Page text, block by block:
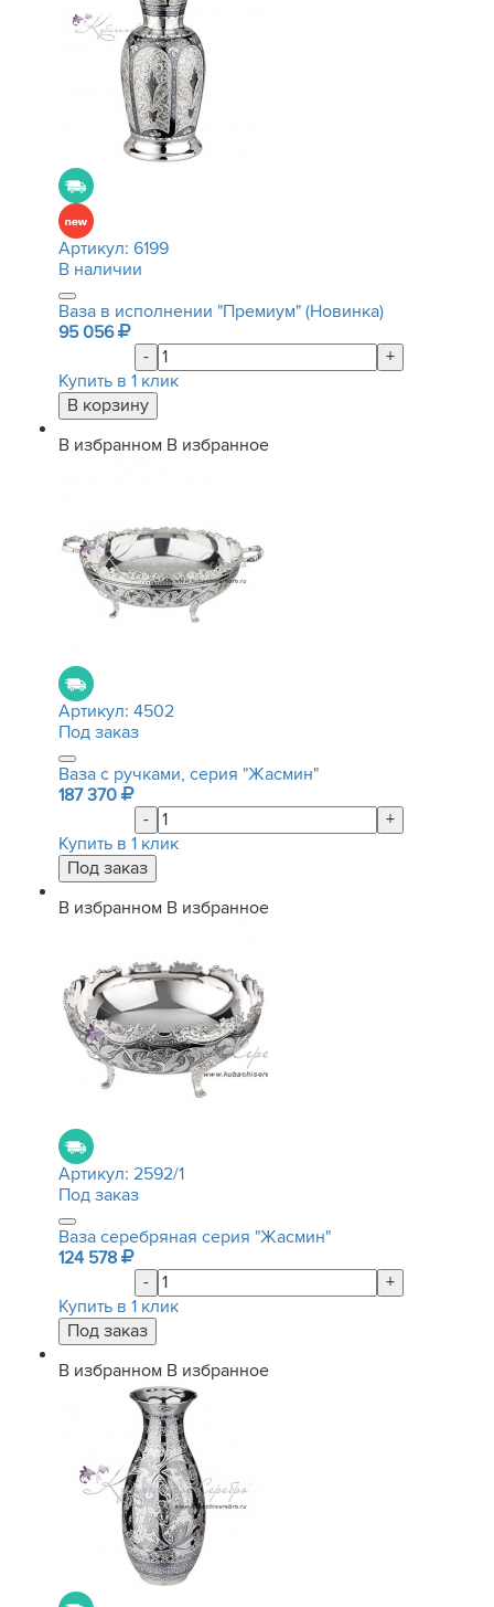
Артикул: 6199
В наличии
Ваза в исполнении "Премиум" (Новинка)
95 056
-
+
Купить в 1 клик
В избранном В избранное
Артикул: 4502
Под заказ
Ваза с ручками, серия "Жасмин"
187 370
-
+
Купить в 1 клик
В избранном В избранное
Артикул: 2592/1
Под заказ
Ваза серебряная серия "Жасмин"
124 578
-
+
Купить в 1 клик
В избранном В избранное